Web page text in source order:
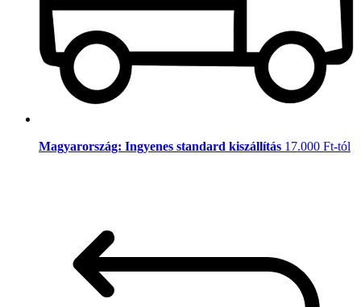
Magyarország: Ingyenes standard kiszállítás 17.000 Ft-tól